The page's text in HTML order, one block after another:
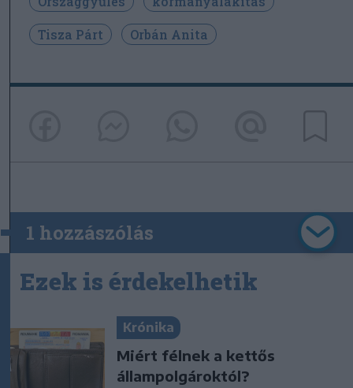
Tisza Párt
Orbán Anita
1 hozzászólás
Ezek is érdekelhetik
Krónika
Miért félnek a kettős
állampolgároktól?